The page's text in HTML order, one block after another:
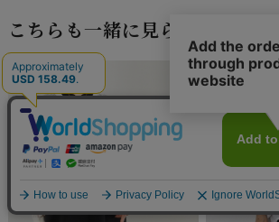
こちらも一緒に見られています。